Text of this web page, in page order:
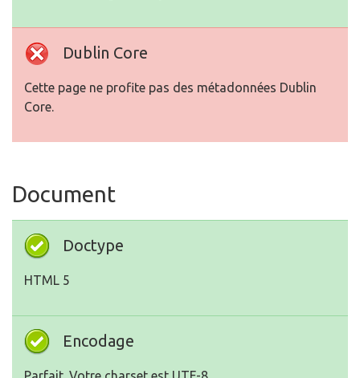
Dublin Core
Cette page ne profite pas des métadonnées Dublin
Core.
Document
Doctype
HTML 5
Encodage